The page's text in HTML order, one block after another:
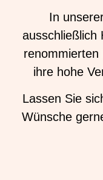
In
ausschließlich
ihre hohe
Lassen Sie
Wünsche